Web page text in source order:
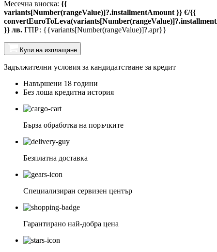
Месечна вноска: {{
variants[Number(rangeValue)]?.installmentAmount }} €/{{
}} лв. ГПР: {{variants[Number(rangeValue)]?.apr}}
Купи на изплащане
Задължителни условия за кандидатстване за кредит
Навършени 18 години
Без лоша кредитна история
Бърза обработка на поръчките
Безплатна доставка
Специализиран сервизен център
Гарантирано най-добра цена